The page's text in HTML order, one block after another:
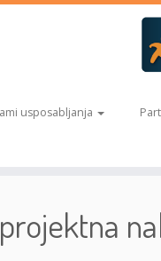
usposabljanja